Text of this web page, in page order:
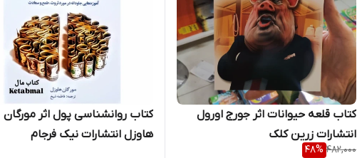
کتاب قلعه حیوانات اثر جورج اورول
انتشارات زرین کلک
482,000
48%
کتاب روانشناسی پول اثر مورگان
هاوزل انتشارات نیک فرجام